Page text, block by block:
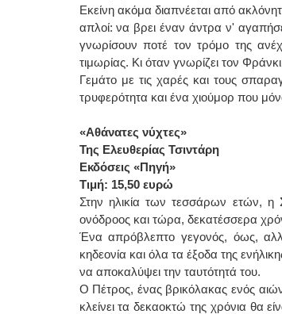
Εκείνη ακόμα διαπνέεται από
απλοί: να βρει έναν άντρα ν'
γνωρίσουν ποτέ τον τρόμο της
τιμωρίας. Κι όταν γνωρίζει τον
Γεμάτο με τις χαρές και τους
τρυφερότητα και ένα χιούμορ που
«Αθάνατες νύχτες»
Της Ελευθερίας Τσιντάρη
Εκδόσεις «Πηγή»
Τιμή: 15,50 ευρώ
Στην ηλικία των τεσσάρων ετών, η
ονόδροος και τώρα, δεκατέσσερα
Ένα απρόβλεπτο γεγονός, όως,
κηδεονία και όλα τα έξοδα της
να αποκαλύψει την ταυτότητά του.
Ο Πέτρος, ένας βρικόλακας ενός
κλείνει τα δεκαοκτώ της χρόνια θα